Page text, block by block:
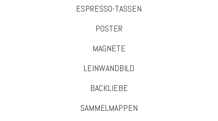
ESPRESSO-TASSEN
POSTER
MAGNETE
LEINWANDBILD
BACKLIEBE
SAMMELMAPPEN